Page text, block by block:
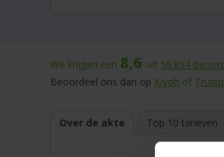
We krijgen een 8,6 uit 59.854
Beoordeel ons dan op Kiyoh of
Over de akte Top 10 tarieven